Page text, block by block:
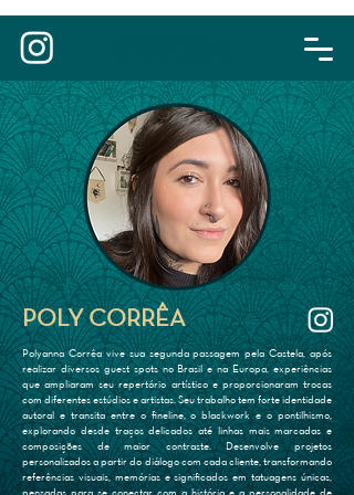
POLY CORRÊA
Polyanna Corrêa vive sua segunda passagem pela Castela, após
realizar diversos guest spots no Brasil e na Europa, experiências
que ampliaram seu repertório artístico e proporcionaram trocas
com diferentes estúdios e artistas. Seu trabalho tem forte identidade
autoral e transita entre o fineline, o blackwork e o pontilhismo,
explorando desde traços delicados até linhas mais marcadas e
composições de maior contraste. Desenvolve projetos
personalizados a partir do diálogo com cada cliente, transformando
referências visuais, memórias e significados em tatuagens únicas,